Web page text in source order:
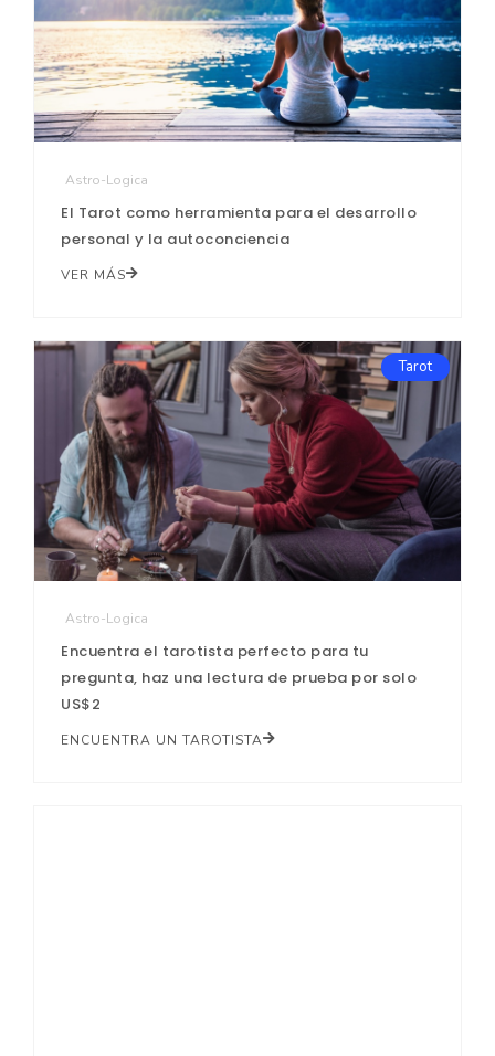
Astro-Logica
El Tarot como herramienta para el desarrollo
personal y la autoconciencia
VER MÁS
Tarot
Astro-Logica
Encuentra el tarotista perfecto para tu
pregunta, haz una lectura de prueba por solo
US$2
ENCUENTRA UN TAROTISTA